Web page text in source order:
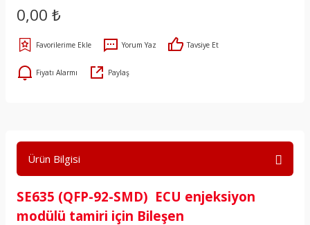
0,00 ₺
Yorum Yaz Tavsiye Et
Fiyatı Alarmı Paylaş
Ürün Bilgisi
SE635 (QFP-92-SMD) ECU enjeksiyon
modülü tamiri için Bileşen